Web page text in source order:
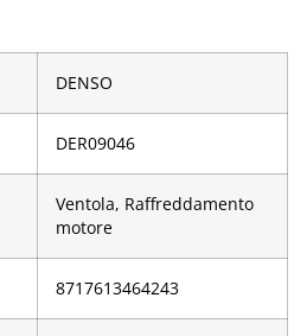
DENSO
DER09046
Ventola, Raffreddamento
motore
­8717613464243